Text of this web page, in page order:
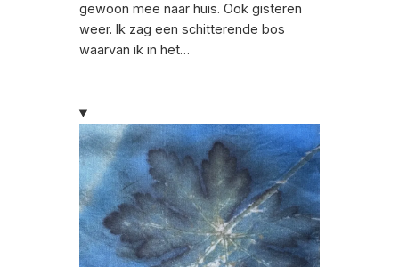
gewoon mee naar huis. Ook gisteren
weer. Ik zag een schitterende bos
waarvan ik in het…